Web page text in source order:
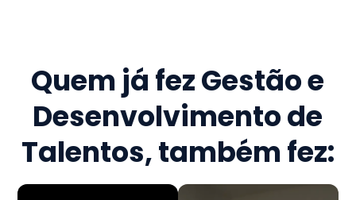
Quem já fezGestão e
Desenvolvimento de
Talentos, também fez: